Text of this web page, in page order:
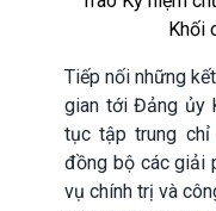
Khối
Tiếp nối những
gian tới Đảng ủy
tục tập trung
đồng bộ các giải
vụ chính trị và